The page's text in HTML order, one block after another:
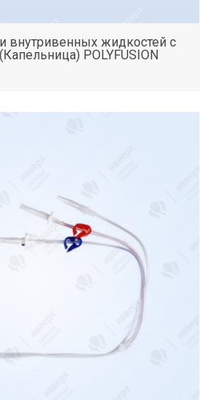
внутривенных жидкостей с
POLYFUSION